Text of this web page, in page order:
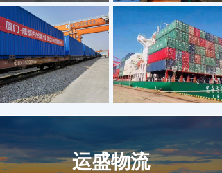
运盛物流